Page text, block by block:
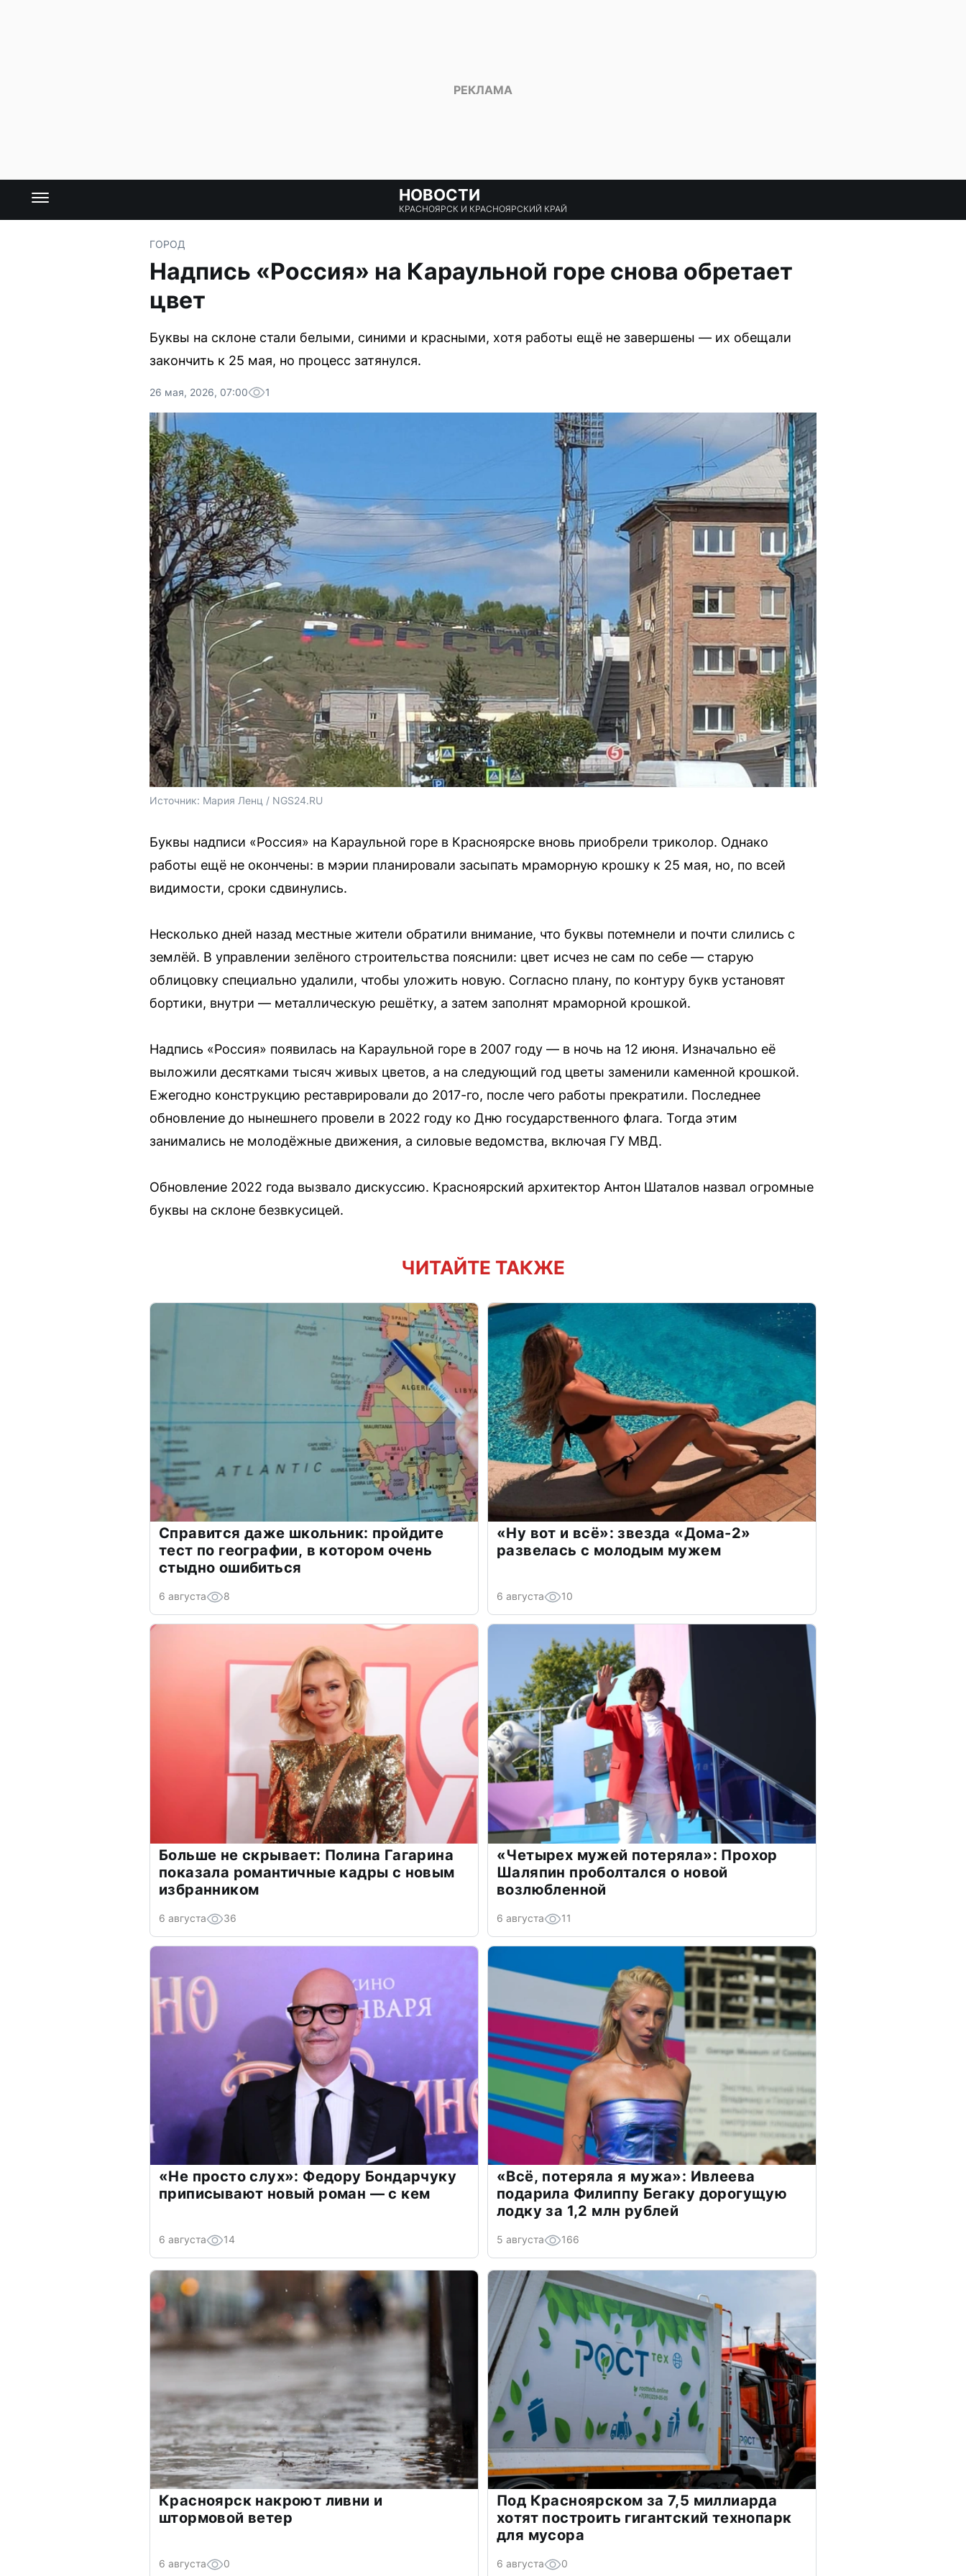
НОВОСТИ
КРАСНОЯРСК И КРАСНОЯРСКИЙ КРАЙ
ГОРОД
Надпись «Россия» на Караульной горе снова обретает
цвет
Буквы на склоне стали белыми, синими и красными, хотя работы ещё не завершены — их обещали
закончить к 25 мая, но процесс затянулся.
26 мая, 2026, 07:00 1
Источник: Мария Ленц / NGS24.RU
Буквы надписи «Россия» на Караульной горе в Красноярске вновь приобрели триколор. Однако
работы ещё не окончены: в мэрии планировали засыпать мраморную крошку к 25 мая, но, по всей
видимости, сроки сдвинулись.
Несколько дней назад местные жители обратили внимание, что буквы потемнели и почти слились с
землёй. В управлении зелёного строительства пояснили: цвет исчез не сам по себе — старую
облицовку специально удалили, чтобы уложить новую. Согласно плану, по контуру букв установят
бортики, внутри — металлическую решётку, а затем заполнят мраморной крошкой.
Надпись «Россия» появилась на Караульной горе в 2007 году — в ночь на 12 июня. Изначально её
выложили десятками тысяч живых цветов, а на следующий год цветы заменили каменной крошкой.
Ежегодно конструкцию реставрировали до 2017-го, после чего работы прекратили. Последнее
обновление до нынешнего провели в 2022 году ко Дню государственного флага. Тогда этим
занимались не молодёжные движения, а силовые ведомства, включая ГУ МВД.
Обновление 2022 года вызвало дискуссию. Красноярский архитектор Антон Шаталов назвал огромные
буквы на склоне безвкусицей.
ЧИТАЙТЕ ТАКЖЕ
Справится даже школьник: пройдите
тест по географии, в котором очень
стыдно ошибиться
6 августа 8
«Ну вот и всё»: звезда «Дома-2»
развелась с молодым мужем
6 августа 10
Больше не скрывает: Полина Гагарина
показала романтичные кадры с новым
избранником
6 августа 36
«Четырех мужей потеряла»: Прохор
Шаляпин проболтался о новой
возлюбленной
6 августа 11
«Не просто слух»: Федору Бондарчуку
приписывают новый роман — с кем
6 августа 14
«Всё, потеряла я мужа»: Ивлеева
подарила Филиппу Бегаку дорогущую
лодку за 1,2 млн рублей
5 августа 166
Красноярск накроют ливни и
штормовой ветер
6 августа 0
Под Красноярском за 7,5 миллиарда
хотят построить гигантский технопарк
для мусора
6 августа 0